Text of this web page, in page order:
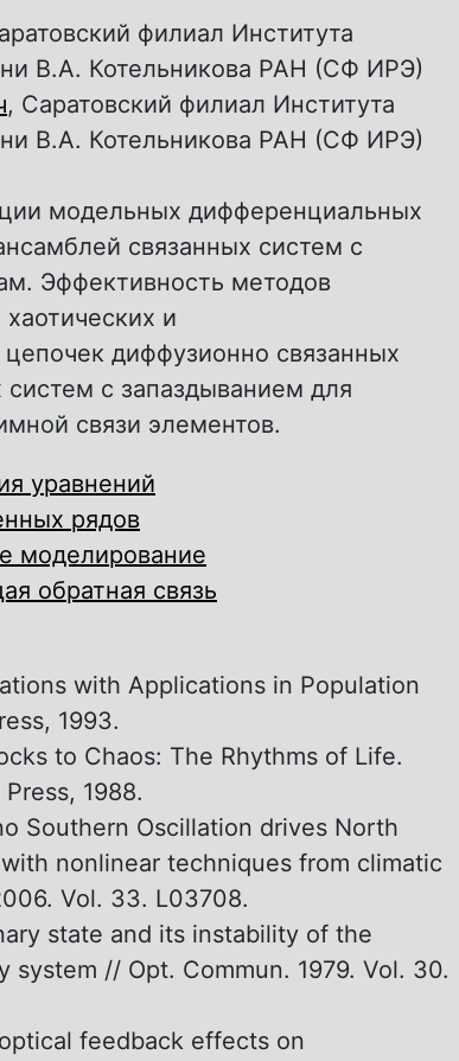
филиал Института
В.А. Котельникова РАН (СФ ИРЭ)
, Саратовский филиал Института
В.А. Котельникова РАН (СФ ИРЭ)
модельных дифференциальных
связанных систем с
Эффективность методов
и
диффузионно связанных
с запаздыванием для
связи элементов.
уравнений
рядов
моделирование
обратная связь
with Applications in Population
1993.
to Chaos: The Rhythms of Life.
1988.
Southern Oscillation drives North
nonlinear techniques from climatic
Vol. 33. L03708.
state and its instability of the
// Opt. Commun. 1979. Vol. 30.
feedback effects on